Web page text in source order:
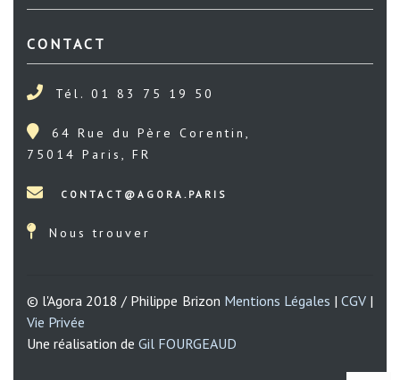
CONTACT
Tél. 01 83 75 19 50
64 Rue du Père Corentin,
75014 Paris, FR
Nous trouver
© l'Agora 2018 / Philippe Brizon Mentions Légales | CGV|
Vie Privée
Une réalisation de Gil FOURGEAUD